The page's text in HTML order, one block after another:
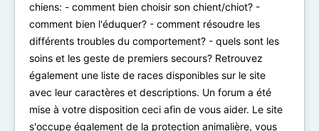
chiens: - comment bien choisir son chient/chiot? -
comment bien l'éduquer? - comment résoudre les
différents troubles du comportement? - quels sont les
soins et les geste de premiers secours? Retrouvez
également une liste de races disponibles sur le site
avec leur caractères et descriptions. Un forum a été
mise à votre disposition ceci afin de vous aider. Le site
s'occupe également de la protection animalière, vous